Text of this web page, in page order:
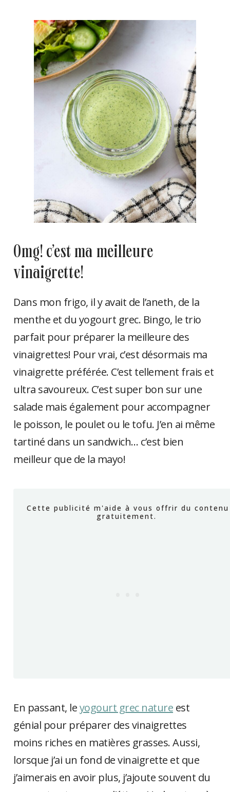
omg! c’est ma meilleure
vinaigrette!
Dans mon frigo, il y avait de l’aneth, de la
menthe et du yogourt grec. Bingo, le trio
parfait pour préparer la meilleure des
vinaigrettes! Pour vrai, c’est désormais ma
vinaigrette préférée. C’est tellement frais et
ultra savoureux. C’est super bon sur une
salade mais également pour accompagner
le poisson, le poulet ou le tofu. J’en ai même
tartiné dans un sandwich… c’est bien
meilleur que de la mayo!
En passant, leyogourt grec nature est
génial pour préparer des vinaigrettes
moins riches en matières grasses. Aussi,
lorsque j’ai un fond de vinaigrette et que
j’aimerais en avoir plus, j’ajoute souvent du